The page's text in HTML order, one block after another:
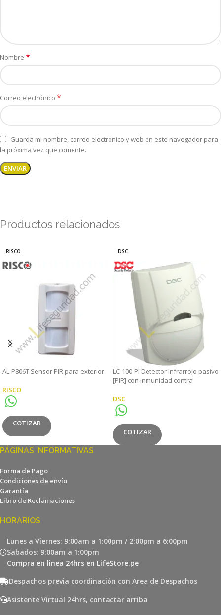
Nombre *
Correo electrónico *
Guarda mi nombre, correo electrónico y web en este navegador para
la próxima vez que comente.
Productos relacionados
RISCO
AL-P806T Sensor PIR para exterior
RISCO
COTIZAR
DSC
LC-100-PI Detector infrarrojo pasivo
[PIR] con inmunidad contra
DSC
COTIZAR
PÁGINAS INFORMATIVAS
Forma de Pago
Condiciones de envío
Garantía
Libro de Reclamaciones
HORARIOS
Lunes a Viernes: 9:00am a 1:00pm / 2:00pm a 6:00pm
Sabados: 9:00am a 1:00pm
Compra en linea 24hrs en LifeStore.pe
Despachos previa coordinación con Area de Despachos
Asistente Virtual 24hrs, contactar arriba